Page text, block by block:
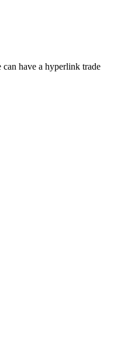
have a hyperlink trade